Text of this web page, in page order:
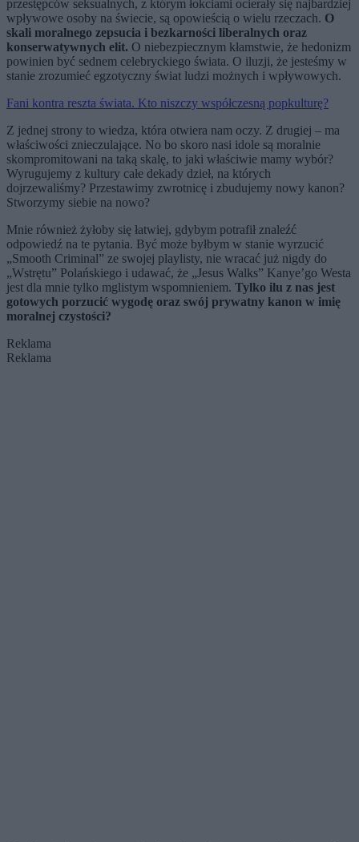
przestępców seksualnych, z którym łokciami ocierały się najbardziej
wpływowe osoby na świecie, są opowieścią o wielu rzeczach. O
skali moralnego zepsucia i bezkarności liberalnych oraz
konserwatywnych elit. O niebezpiecznym kłamstwie, że hedonizm
powinien być sednem celebryckiego świata. O iluzji, że jesteśmy w
stanie zrozumieć egzotyczny świat ludzi możnych i wpływowych.
Fani kontra reszta świata. Kto niszczy współczesną popkulturę?
Z jednej strony to wiedza, która otwiera nam oczy. Z drugiej – ma
właściwości znieczulające. No bo skoro nasi idole są moralnie
skompromitowani na taką skalę, to jaki właściwie mamy wybór?
Wyrugujemy z kultury całe dekady dzieł, na których
dojrzewaliśmy? Przestawimy zwrotnicę i zbudujemy nowy kanon?
Stworzymy siebie na nowo?
Mnie również żyłoby się łatwiej, gdybym potrafił znaleźć
odpowiedź na te pytania. Być może byłbym w stanie wyrzucić
„Smooth Criminal” ze swojej playlisty, nie wracać już nigdy do
„Wstrętu” Polańskiego i udawać, że „Jesus Walks” Kanye’go Westa
jest dla mnie tylko mglistym wspomnieniem. Tylko ilu z nas jest
gotowych porzucić wygodę oraz swój prywatny kanon w imię
moralnej czystości?
Reklama
Reklama